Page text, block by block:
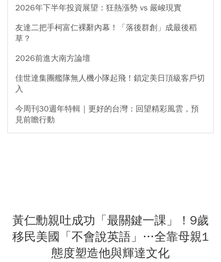
2026年下半年投資展望：狂熱漲勢 vs 嚴峻現實
友達二把手柯富仁裸辭內幕！「落後群創」成最後稻
草？
2026前進大南方論壇
佳世達集團艦隊無人機小隊起飛！鎖定美日頂級客戶切
入
今周刊30週年特輯｜更好的台灣：回望精彩風雲，預
見前瞻行動
黃仁勳親吐成功「最關鍵一課」！9歲
移民美國「不會說英語」…全靠母親1
態度塑造他與輝達文化